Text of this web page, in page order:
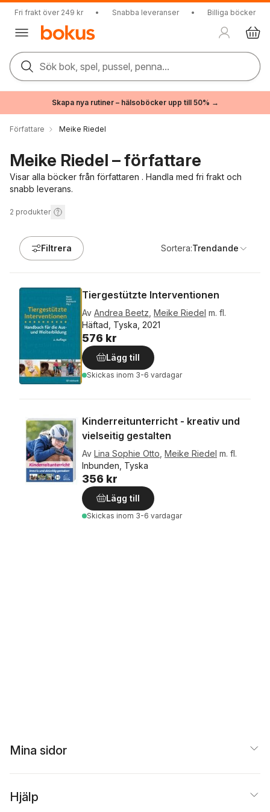
Fri frakt över 249 kr • Snabba leveranser • Billiga böcker
Sök bok, spel, pussel, penna...
Skapa nya rutiner – hälsoböcker upp till 50% →
Författare Meike Riedel
Meike Riedel – författare
Visar alla böcker från författaren . Handla med fri frakt och
snabb leverans.
2 produkter
Filtrera Sortera:Trendande
Tiergestützte Interventionen
Av Andrea Beetz Meike Riedel m. fl.
Häftad, Tyska, 2021
576 kr
Lägg till
Skickas inom 3-6 vardagar
Kinderreitunterricht - kreativ und
vielseitig gestalten
Av Lina Sophie Otto Meike Riedel m. fl.
Inbunden, Tyska
356 kr
Lägg till
Skickas inom 3-6 vardagar
Mina sidor
Hjälp